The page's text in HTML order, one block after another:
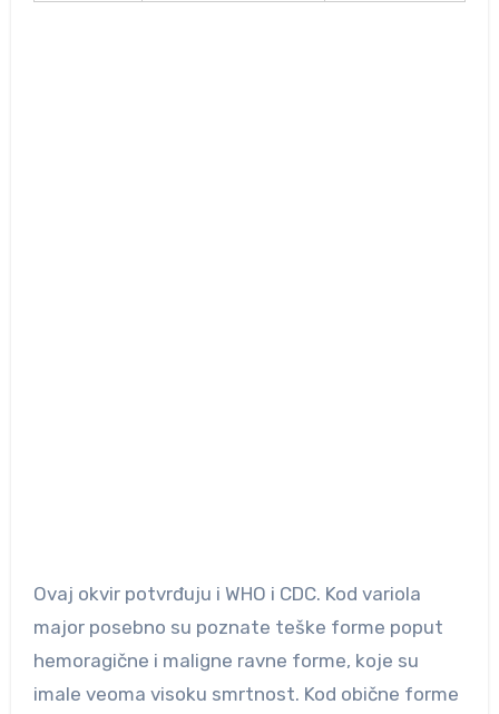
Ovaj okvir potvrđuju i WHO i CDC. Kod variola
major posebno su poznate teške forme poput
hemoragične i maligne ravne forme, koje su
imale veoma visoku smrtnost. Kod obične forme